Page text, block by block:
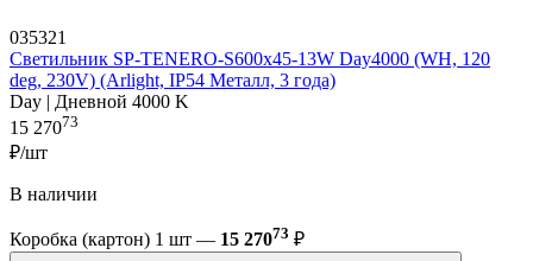
035321
Светильник SP-TENERO-S600x45-13W Day4000 (WH, 120
deg, 230V) (Arlight, IP54 Металл, 3 года)
Day | Дневной 4000 K
15 27073
₽/шт
В наличии
Коробка (картон) 1 шт — 15 27073 ₽